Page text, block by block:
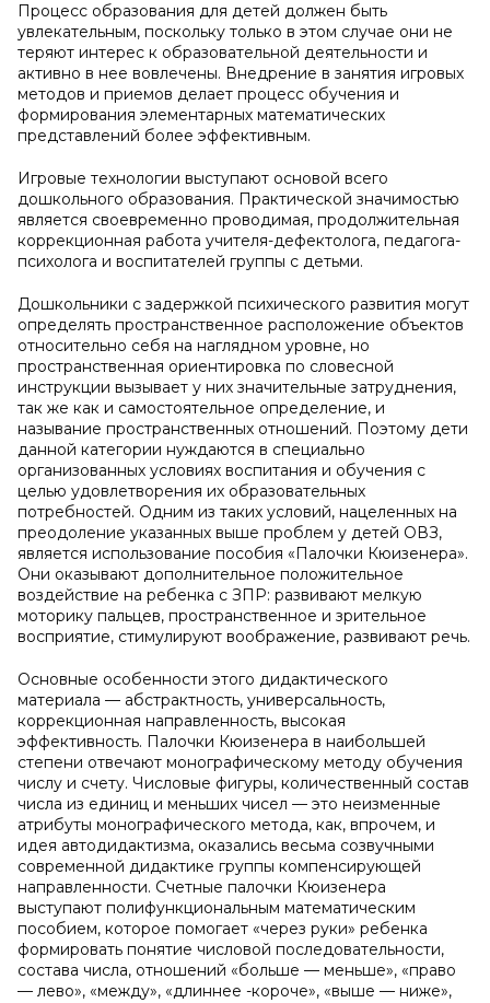
Процесс образования для детей должен быть
увлекательным, поскольку только в этом случае они не
теряют интерес к образовательной деятельности и
активно в нее вовлечены. Внедрение в занятия игровых
методов и приемов делает процесс обучения и
формирования элементарных математических
представлений более эффективным.
Игровые технологии выступают основой всего
дошкольного образования. Практической значимостью
является своевременно проводимая, продолжительная
коррекционная работа учителя-дефектолога, педагога-
психолога и воспитателей группы с детьми.
Дошкольники с задержкой психического развития могут
определять пространственное расположение объектов
относительно себя на наглядном уровне, но
пространственная ориентировка по словесной
инструкции вызывает у них значительные затруднения,
так же как и самостоятельное определение, и
называние пространственных отношений. Поэтому дети
данной категории нуждаются в специально
организованных условиях воспитания и обучения с
целью удовлетворения их образовательных
потребностей. Одним из таких условий, нацеленных на
преодоление указанных выше проблем у детей ОВЗ,
является использование пособия «Палочки Кюизенера».
Они оказывают дополнительное положительное
воздействие на ребенка с ЗПР: развивают мелкую
моторику пальцев, пространственное и зрительное
восприятие, стимулируют воображение, развивают речь.
Основные особенности этого дидактического
материала — абстрактность, универсальность,
коррекционная направленность, высокая
эффективность. Палочки Кюизенера в наибольшей
степени отвечают монографическому методу обучения
числу и счету. Числовые фигуры, количественный состав
числа из единиц и меньших чисел — это неизменные
атрибуты монографического метода, как, впрочем, и
идея автодидактизма, оказались весьма созвучными
современной дидактике группы компенсирующей
направленности. Счетные палочки Кюизенера
выступают полифункциональным математическим
пособием, которое помогает «через руки» ребенка
формировать понятие числовой последовательности,
состава числа, отношений «больше — меньше», «право
— лево», «между», «длиннее -короче», «выше — ниже»,